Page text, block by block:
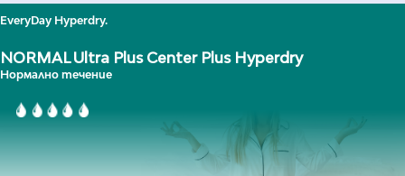
EveryDay Hyperdry.
NORMAL Ultra Plus Center Plus Hyperdry
Нормално течение